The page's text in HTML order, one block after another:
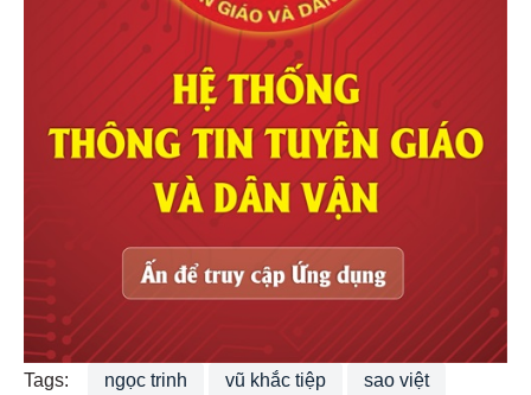
Tags: ngọc trinh vũ khắc tiệp sao việt